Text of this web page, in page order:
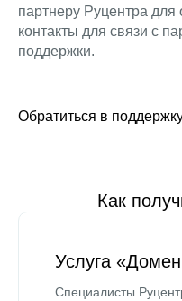
партнеру Руцентра
контакты для связи с
поддержки.
Обратиться в
Как
Услуга
Специалисты